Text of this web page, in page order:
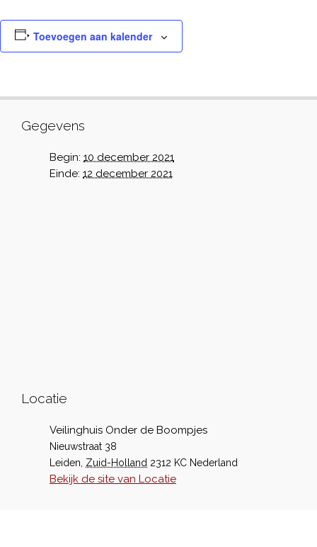
Toevoegen aan kalender
Gegevens
Begin: 10 december 2021
Einde: 12 december 2021
Locatie
Veilinghuis Onder de Boompjes
Nieuwstraat 38
Leiden Zuid-Holland 2312 KC Nederland
Bekijk de site van Locatie